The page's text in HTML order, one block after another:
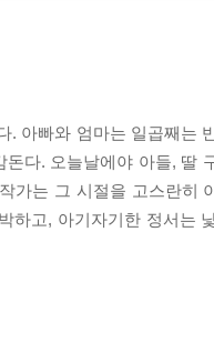
아빠와 엄마는 일곱째는
다. 오늘날에야 아들, 딸
가는 그 시절을 고스란히
고, 아기자기한 정서는